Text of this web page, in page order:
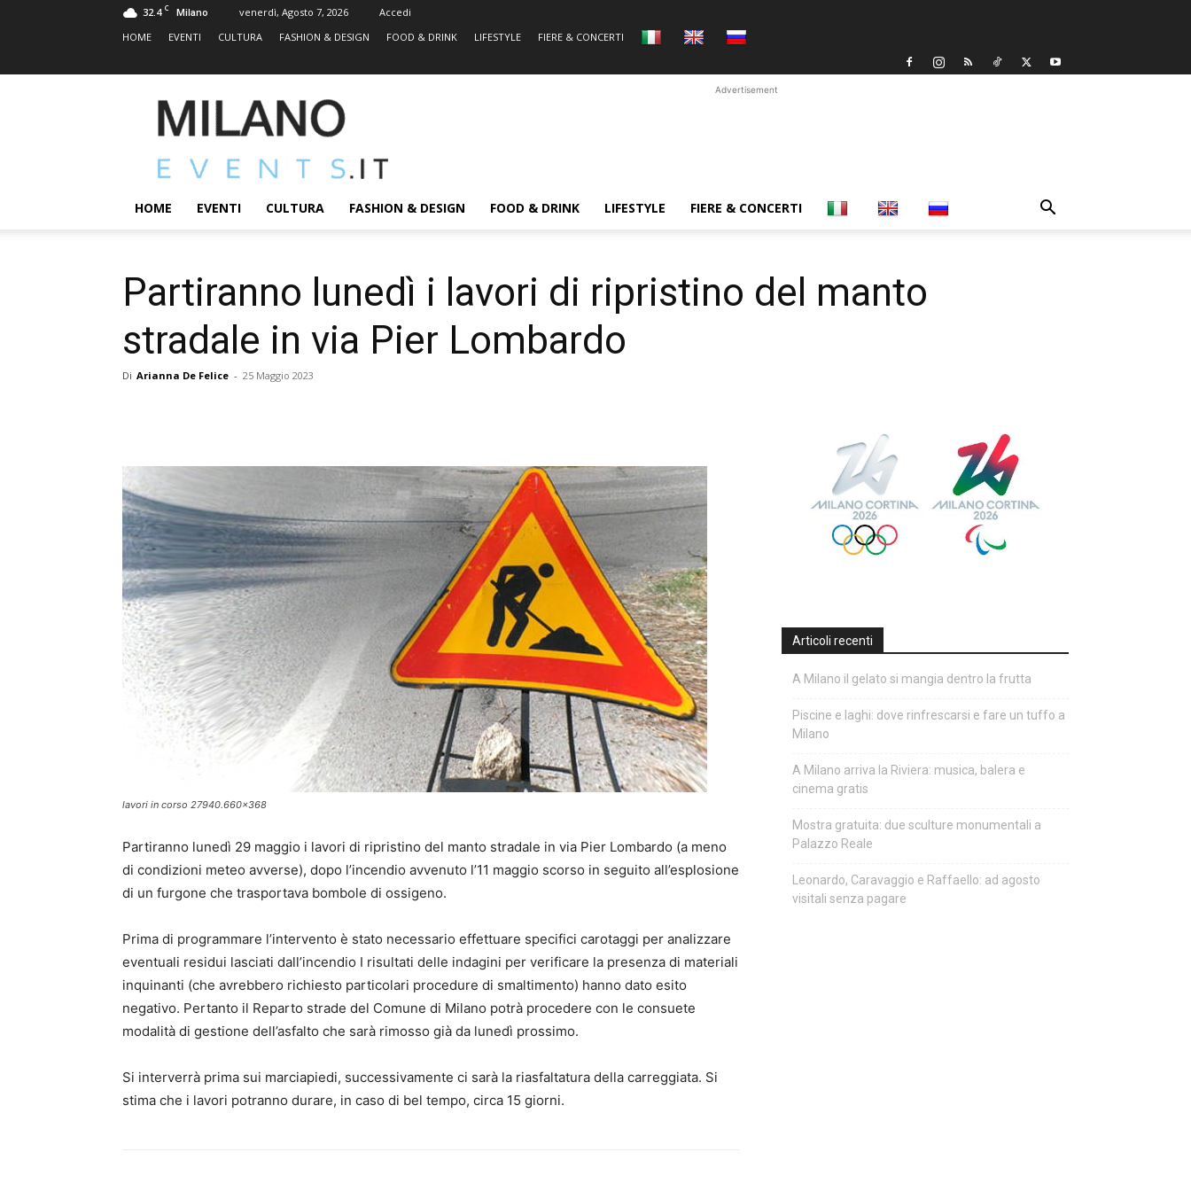
32.4 C Milano venerdì, Agosto 7, 2026
Accedi
HOME
EVENTI CULTURA FASHION & DESIGN FOOD & DRINK LIFESTYLE FIERE & CONCERTI
MILANOEVENTS.IT
|
2.0
ed
Eventi
Advertisement
HOME EVENTI CULTURA FASHION & DESIGN FOOD & DRINK LIFESTYLE FIERE & CONCERTI
Partiranno lunedì i lavori di ripristino del manto
stradale in via Pier Lombardo
Di Arianna De Felice - 25 Maggio 2023
lavori in corso 27940.660x368
Partiranno lunedì 29 maggio i lavori di ripristino del manto stradale in via Pier Lombardo (a meno
di condizioni meteo avverse), dopo l’incendio avvenuto l’11 maggio scorso in seguito all’esplosione
di un furgone che trasportava bombole di ossigeno.
Prima di programmare l’intervento è stato necessario effettuare specifici carotaggi per analizzare
eventuali residui lasciati dall’incendio I risultati delle indagini per verificare la presenza di materiali
inquinanti (che avrebbero richiesto particolari procedure di smaltimento) hanno dato esito
negativo. Pertanto il Reparto strade del Comune di Milano potrà procedere con le consuete
modalità di gestione dell’asfalto che sarà rimosso già da lunedì prossimo.
Si interverrà prima sui marciapiedi, successivamente ci sarà la riasfaltatura della carreggiata. Si
stima che i lavori potranno durare, in caso di bel tempo, circa 15 giorni.
Articoli recenti
A Milano il gelato si mangia dentro la frutta
Piscine e laghi: dove rinfrescarsi e fare un tuffo a
Milano
A Milano arriva la Riviera: musica, balera e
cinema gratis
Mostra gratuita: due sculture monumentali a
Palazzo Reale
Leonardo, Caravaggio e Raffaello: ad agosto
visitali senza pagare